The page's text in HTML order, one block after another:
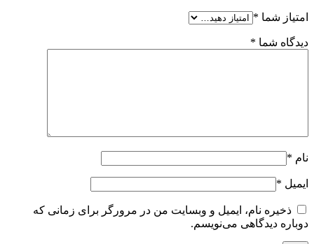
امتیاز شما *
دیدگاه شما *
نام *
ایمیل *
ذخیره نام، ایمیل و وبسایت من در مرورگر برای زمانی که
دوباره دیدگاهی می‌نویسم.